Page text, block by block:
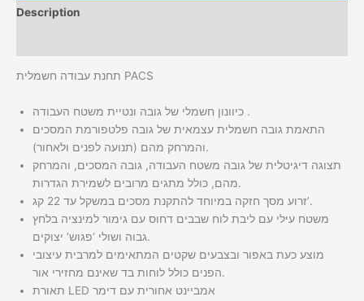
Description
תחנת עבודה חשמלית PACS
כיוונון חשמלי של גובה ונטיית משטח העבודה .
התאמת גובה חשמלית עצמאית של גובה פלטפורמת המסכים
והמרחק מהם (תנועה לפנים ולאחור).
תצוגה דיגיטלית של גובה משטח העבודה, גובה המסכים, והמרחק
מהם, כולל מתגים מרובים לשמירת הגדרות.
זרוע מסך חזקה במיוחד להתקנת מסכים במשקל עד 22 קג’.
משטח עילי עם ליבת לוח שבבים דחוס עם גימור למינציה בלחץ
גבוה ושולי ‘פגוש’ יצוקים.
מוצע כעת באפור ובצבעים שקטים המתאימים למרבית עיצובי
הפנים כולל לוחות בד שאינם מחזירי אור.
תאורת LED אמביינט אחורית עם דימר